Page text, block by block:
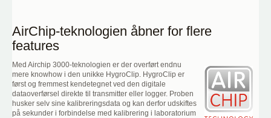
AirChip-teknologien åbner for flere
features
Med Airchip 3000-teknologien er der overført endnu
mere knowhow i den unikke HygroClip. HygroClip er
først og fremmest kendetegnet ved den digitale
dataoverførsel direkte til transmitter eller logger. Proben
husker selv sine kalibreringsdata og kan derfor udskiftes
på sekunder i forbindelse med kalibrering i laboratorium